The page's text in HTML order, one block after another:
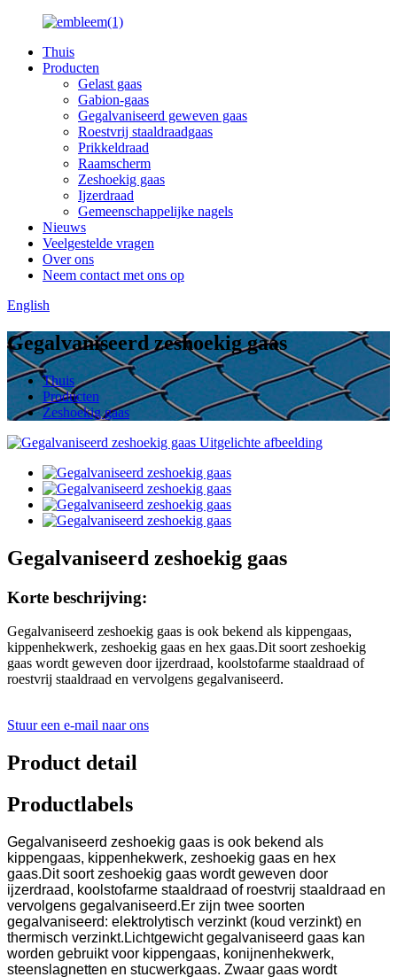
Thuis
Producten
Gelast gaas
Gabion-gaas
Gegalvaniseerd geweven gaas
Roestvrij staaldraadgaas
Prikkeldraad
Raamscherm
Zeshoekig gaas
Ijzerdraad
Gemeenschappelijke nagels
Nieuws
Veelgestelde vragen
Over ons
Neem contact met ons op
English
Gegalvaniseerd zeshoekig gaas
Thuis
Producten
Zeshoekig gaas
Gegalvaniseerd zeshoekig gaas
Korte beschrijving:
Gegalvaniseerd zeshoekig gaas is ook bekend als kippengaas,
kippenhekwerk, zeshoekig gaas en hex gaas.Dit soort zeshoekig
gaas wordt geweven door ijzerdraad, koolstofarme staaldraad of
roestvrij staaldraad en vervolgens gegalvaniseerd.
Stuur een e-mail naar ons
Product detail
Productlabels
Gegalvaniseerd zeshoekig gaas is ook bekend als
kippengaas, kippenhekwerk, zeshoekig gaas en hex
gaas.Dit soort zeshoekig gaas wordt geweven door
ijzerdraad, koolstofarme staaldraad of roestvrij staaldraad en
vervolgens gegalvaniseerd.Er zijn twee soorten
gegalvaniseerd: elektrolytisch verzinkt (koud verzinkt) en
thermisch verzinkt.Lichtgewicht gegalvaniseerd gaas kan
worden gebruikt voor kippengaas, konijnenhekwerk,
steenslagnetten en stucwerkgaas. Zwaar gaas wordt